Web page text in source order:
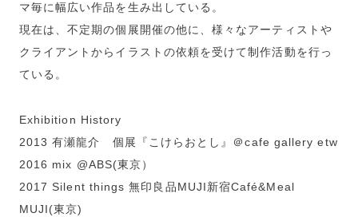
マ毎に幅広い作品を生み出している。
現在は、不定期の個展開催の他に、様々なアーティストや
クライアントからイラストの依頼を受けて制作活動を行っ
ている。
Exhibition History
2013 有瀬龍介 個展『こけらおとし』＠cafe gallery etw
2016 mix @ABS(東京）
2017 Silent things 無印良品MUJI新宿Café&Meal
MUJI(東京)